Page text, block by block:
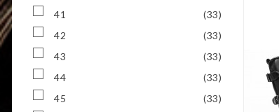
41
(33)
42
(33)
43
(33)
44
(33)
45
(33)